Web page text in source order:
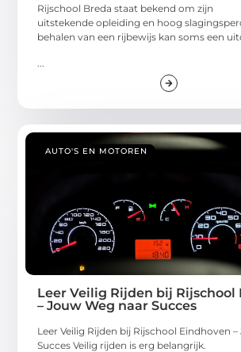
Rijschool Breda staat bekend om zijn
uitstekende opleiding en hoog
behalen van een rijbewijs kan soms een
AUTO'S EN MOTOREN
Leer Veilig Rijden bij Rijschool
– Jouw Weg naar Succes
Leer Veilig Rijden bij Rijschool Eindhoven
Succes Veilig rijden is erg belangrijk.